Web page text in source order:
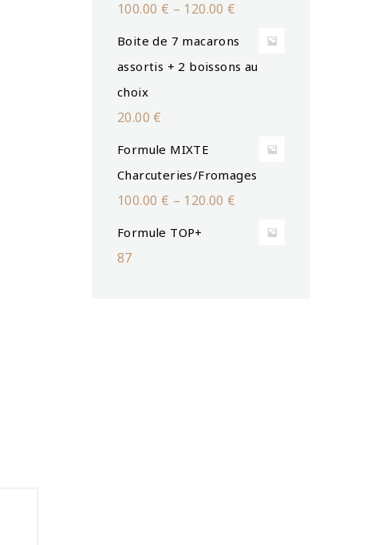
100.00 € – 120.00 €
Boite de 7 macarons
assortis + 2 boissons au
choix
20.00 €
Formule MIXTE
Charcuteries/Fromages
100.00 € – 120.00 €
Formule TOP+
87